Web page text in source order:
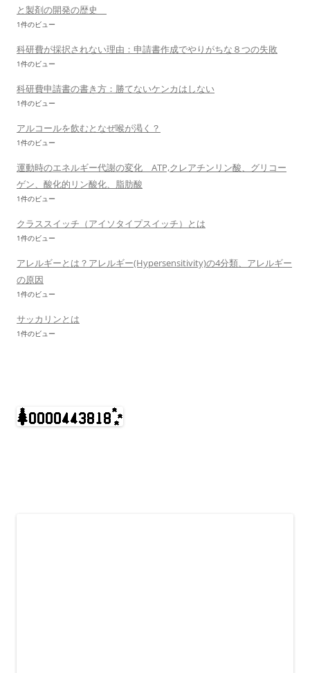
と製剤の開発の歴史
1件のビュー
科研費が採択されない理由：申請書作成でやりがちな８つの失敗
1件のビュー
科研費申請書の書き方：勝てないケンカはしない
1件のビュー
アルコールを飲むとなぜ喉が渇く？
1件のビュー
運動時のエネルギー代謝の変化 ATP,クレアチンリン酸、グリコー
ゲン、酸化的リン酸化、脂肪酸
1件のビュー
クラススイッチ（アイソタイプスイッチ）とは
1件のビュー
アレルギーとは？アレルギー(Hypersensitivity)の4分類、アレルギー
の原因
1件のビュー
サッカリンとは
1件のビュー